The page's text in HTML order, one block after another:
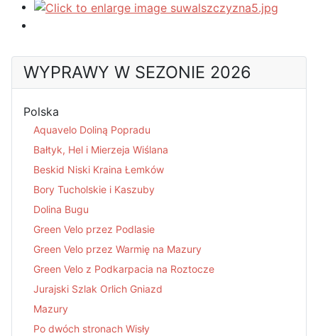
WYPRAWY W SEZONIE 2026
Polska
Aquavelo Doliną Popradu
Bałtyk, Hel i Mierzeja Wiślana
Beskid Niski Kraina Łemków
Bory Tucholskie i Kaszuby
Dolina Bugu
Green Velo przez Podlasie
Green Velo przez Warmię na Mazury
Green Velo z Podkarpacia na Roztocze
Jurajski Szlak Orlich Gniazd
Mazury
Po dwóch stronach Wisły